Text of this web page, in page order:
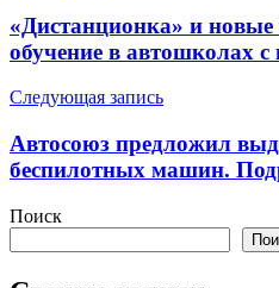
по
записям
«Дистанционка» и
обучение в автошколах с
Следующая запись
Автосоюз предложил
беспилотных машин.
Поиск